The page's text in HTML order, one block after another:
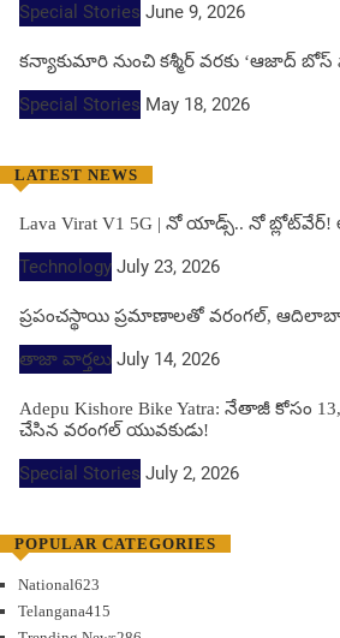
Special Stories June 9, 2026
కన్యాకుమారి నుంచి కశ్మీర్ వరకు ‘ఆజాద్
Special Stories May 18, 2026
LATEST NEWS
Lava Virat V1 5G | నో యాడ్స్.. నో
Technology July 23, 2026
ప్రపంచస్థాయి ప్రమాణాలతో వరంగల్,
తాజా వార్తలు July 14, 2026
Adepu Kishore Bike Yatra: నేతాజీ కోసం
చేసిన వరంగల్ యువకుడు!
Special Stories July 2, 2026
POPULAR CATEGORIES
National623
Telangana415